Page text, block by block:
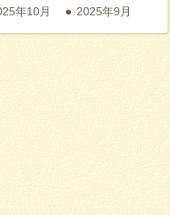
年10月
2025年9月